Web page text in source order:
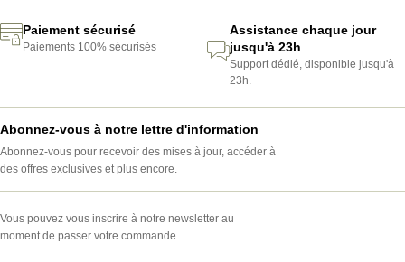
Paiement sécurisé
Paiements 100% sécurisés
Assistance chaque jour
jusqu'à 23h
Support dédié, disponible jusqu'à
23h.
Abonnez-vous à notre lettre d'information
Abonnez-vous pour recevoir des mises à jour, accéder à
des offres exclusives et plus encore.
Vous pouvez vous inscrire à notre newsletter au
moment de passer votre commande.